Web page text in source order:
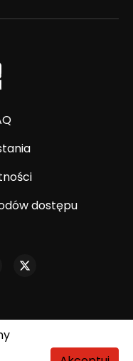
dostępu
prawa